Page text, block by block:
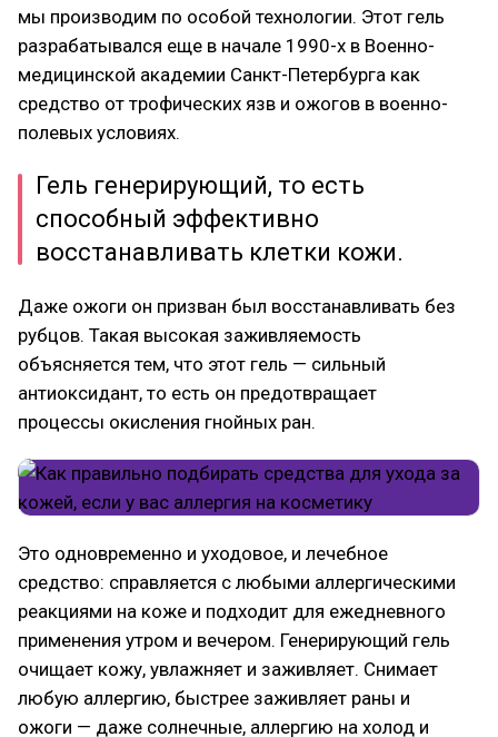
мы производим по особой технологии. Этот гель
разрабатывался еще в начале 1990-х в Военно-
медицинской академии Санкт-Петербурга как
средство от трофических язв и ожогов в военно-
полевых условиях.
Гель генерирующий, то есть
способный эффективно
восстанавливать клетки кожи.
Даже ожоги он призван был восстанавливать без
рубцов. Такая высокая заживляемость
объясняется тем, что этот гель — сильный
антиоксидант, то есть он предотвращает
процессы окисления гнойных ран.
Это одновременно и уходовое, и лечебное
средство: справляется с любыми аллергическими
реакциями на коже и подходит для ежедневного
применения утром и вечером. Генерирующий гель
очищает кожу, увлажняет и заживляет. Снимает
любую аллергию, быстрее заживляет раны и
ожоги — даже солнечные, аллергию на холод и